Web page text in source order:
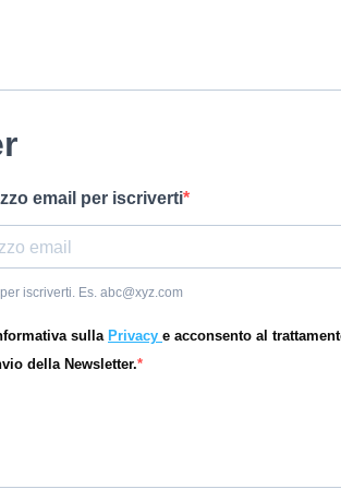
email per iscriverti
iscriverti. Es. abc@xyz.com
sulla Privacy e acconsento al
della Newsletter.